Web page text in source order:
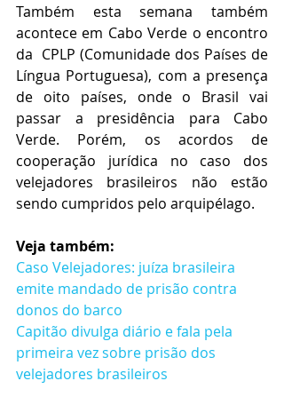
Também esta semana também
acontece em Cabo Verde o encontro
da  CPLP (Comunidade dos Países de
Língua Portuguesa), com a presença
de oito países, onde o Brasil vai
passar a presidência para Cabo
Verde. Porém, os acordos de
cooperação jurídica no caso dos
velejadores brasileiros não estão
sendo cumpridos pelo arquipélago.
Veja também:
Caso Velejadores: juíza brasileira
emite mandado de prisão contra
donos do barco
Capitão divulga diário e fala pela
primeira vez sobre prisão dos
velejadores brasileiros